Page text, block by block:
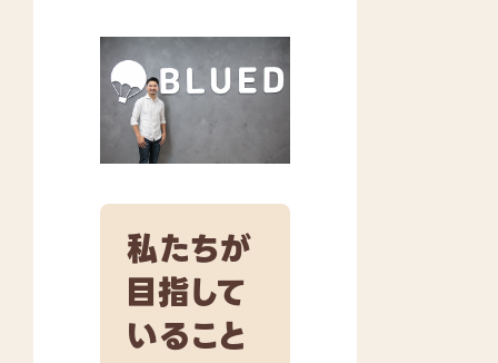
私たちが
目指して
いること